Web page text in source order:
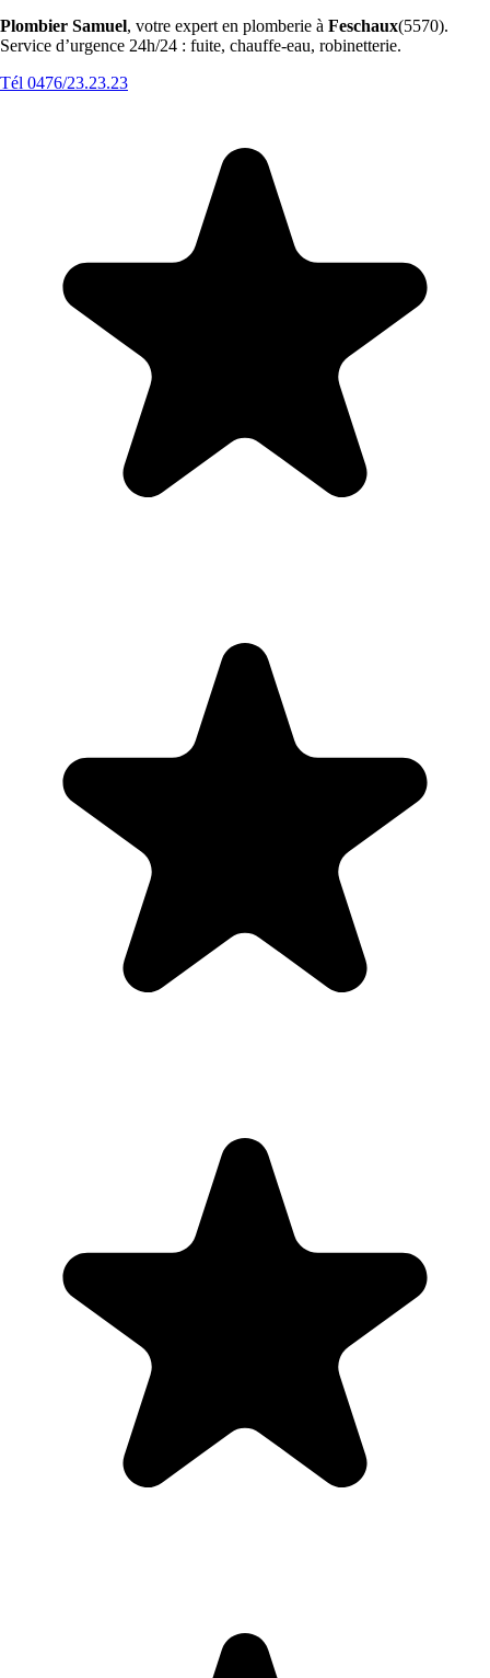
Plombier Samuel, votre expert en plomberie à Feschaux(5570).
Service d’urgence 24h/24 : fuite, chauffe-eau, robinetterie.
Tél 0476/23.23.23